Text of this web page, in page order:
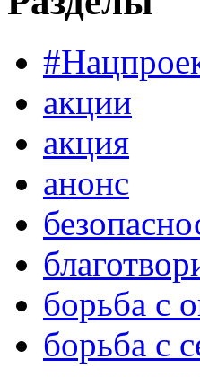
акции
акция
анонс
борьба с
борьба с